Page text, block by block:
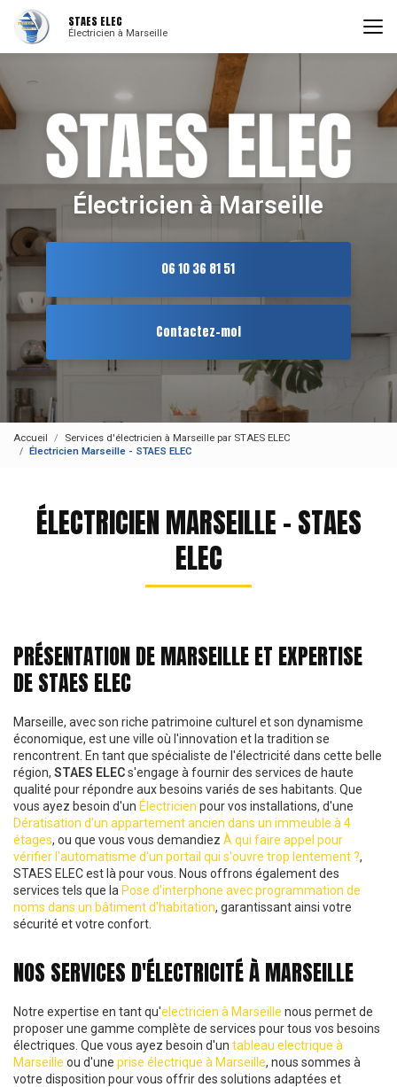
contenu
STAES ELEC
Électricien à Marseille
Électricien à Marseille
06 10 36 81 51
Contactez-moi
Accueil
Services d'électricien à Marseille par STAES ELEC
Électricien Marseille - STAES ELEC
ÉLECTRICIEN MARSEILLE - STAES
ELEC
PRÉSENTATION DE MARSEILLE ET EXPERTISE
DE STAES ELEC
Marseille, avec son riche patrimoine culturel et son dynamisme
économique, est une ville où l'innovation et la tradition se
rencontrent. En tant que spécialiste de l'électricité dans cette belle
région, STAES ELECs'engage à fournir des services de haute
qualité pour répondre aux besoins variés de ses habitants. Que
vous ayez besoin d'un Électricien pour vos installations, d'une
Dératisation d'un appartement ancien dans un immeuble à 4
étages, ou que vous vous demandiez À qui faire appel pour
vérifier l'automatisme d'un portail qui s'ouvre trop lentement ?,
STAES ELEC est là pour vous. Nous offrons également des
services tels que la Pose d'interphone avec programmation de
noms dans un bâtiment d'habitation, garantissant ainsi votre
sécurité et votre confort.
NOS SERVICES D'ÉLECTRICITÉ À MARSEILLE
Notre expertise en tant qu'electricien à Marseille nous permet de
proposer une gamme complète de services pour tous vos besoins
électriques. Que vous ayez besoin d'un tableau electrique à
Marseille ou d'une prise électrique à Marseille, nous sommes à
votre disposition pour vous offrir des solutions adaptées et